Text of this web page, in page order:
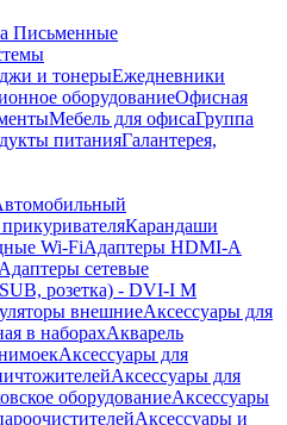
Письменные
и тонерыЕжедневники
оборудованиеОфисная
Мебель для офисаГруппа
питанияГалантерея,
Карандаши
Wi-FiАдаптеры HDMI-A
Адаптеры сетевые
розетка) - DVI-I M
внешниеАксессуары для
в наборахАкварель
Аксессуары для
Аксессуары для
оборудованиеАксессуары
Аксессуары и